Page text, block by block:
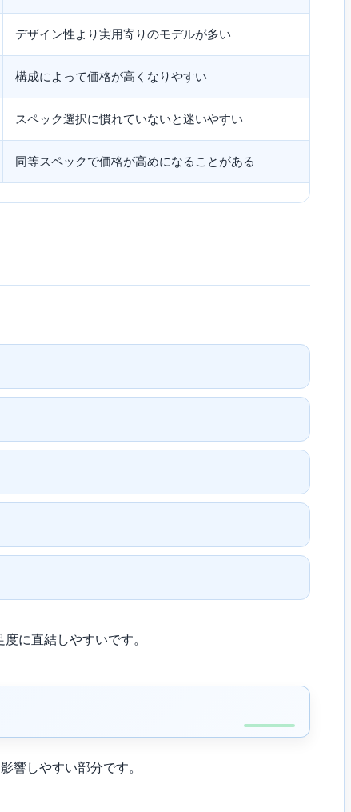
デザイン性より実用寄りのモデルが多い
構成によって価格が高くなりやすい
スペック選択に慣れていないと迷いやすい
同等スペックで価格が高めになることがある
に直結しやすいです。
響しやすい部分です。